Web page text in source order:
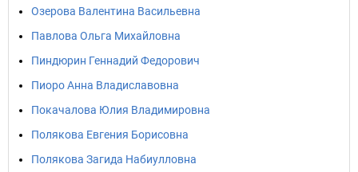
Озерова Валентина Васильевна
Павлова Ольга Михайловна
Пиндюрин Геннадий Федорович
Пиоро Анна Владиславовна
Покачалова Юлия Владимировна
Полякова Евгения Борисовна
Полякова Загида Набиулловна